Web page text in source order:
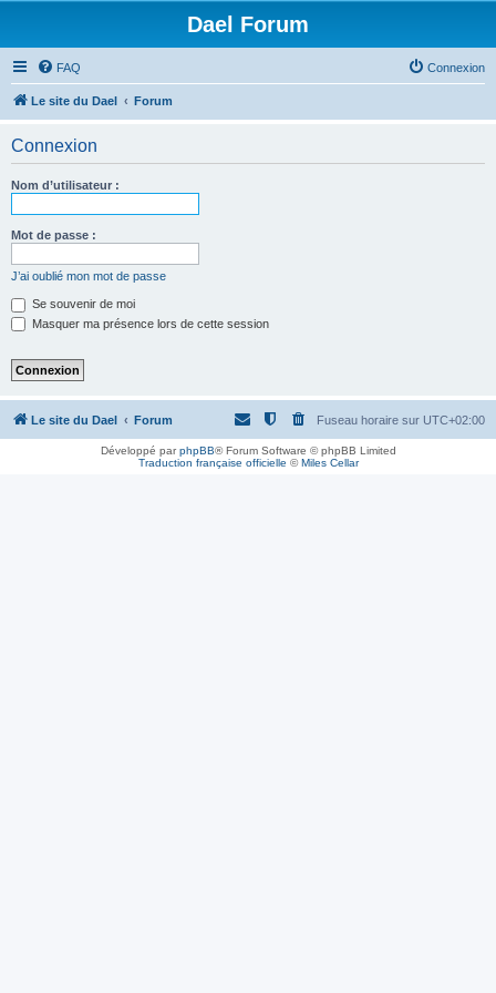
Dael Forum
FAQ Connexion
Le site du Dael Forum
Connexion
Nom d’utilisateur :
Mot de passe :
J’ai oublié mon mot de passe
Se souvenir de moi
Masquer ma présence lors de cette session
Le site du Dael Forum Fuseau horaire sur UTC+02:00
Développé parphpBB® Forum Software © phpBB Limited
Traduction française officielle ©Miles Cellar